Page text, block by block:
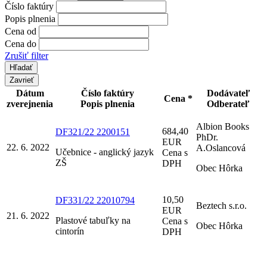
Číslo faktúry
Popis plnenia
Cena od
Cena do
Zrušiť filter
Zavrieť
Dátum
zverejnenia
Číslo faktúry
Popis plnenia
Cena *
Dodávateľ
Odberateľ
22. 6. 2022
DF321/22 2200151
Učebnice - anglický jazyk
ZŠ
684,40
EUR
Cena s
DPH
Albion Books
PhDr.
A.Oslancová
Obec Hôrka
21. 6. 2022
DF331/22 22010794
Plastové tabuľky na
cintorín
10,50
EUR
Cena s
DPH
Beztech s.r.o.
Obec Hôrka